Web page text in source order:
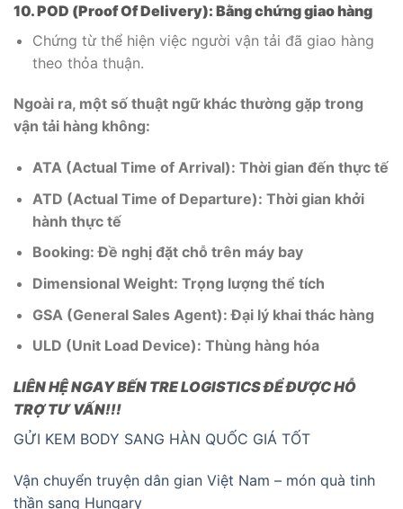
10. POD (Proof Of Delivery): Bằng chứng giao hàng
Chứng từ thể hiện việc người vận tải đã giao hàng
theo thỏa thuận.
Ngoài ra, một số thuật ngữ khác thường gặp trong
vận tải hàng không:
ATA (Actual Time of Arrival): Thời gian đến thực tế
ATD (Actual Time of Departure): Thời gian khởi
hành thực tế
Booking: Đề nghị đặt chỗ trên máy bay
Dimensional Weight: Trọng lượng thể tích
GSA (General Sales Agent): Đại lý khai thác hàng
ULD (Unit Load Device): Thùng hàng hóa
LIÊN HỆ NGAY BẾN TRE LOGISTICS ĐỂ ĐƯỢC HỖ
TRỢ TƯ VẤN!!!
GỬI KEM BODY SANG HÀN QUỐC GIÁ TỐT
Vận chuyển truyện dân gian Việt Nam – món quà tinh
thần sang Hungary